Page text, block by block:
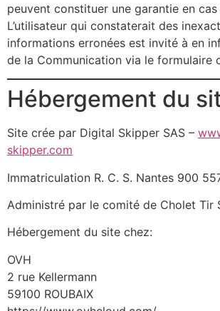
peuvent constituer une garantie en cas
L’utilisateur qui constaterait des
informations erronées est invité à en
de la Communication via le formulaire
Hébergement du
Site crée par Digital Skipper SAS –
skipper.com
Immatriculation R. C. S. Nantes 900
Administré par le comité de Cholet Tir
Hébergement du site chez:
OVH
2 rue Kellermann
59100 ROUBAIX